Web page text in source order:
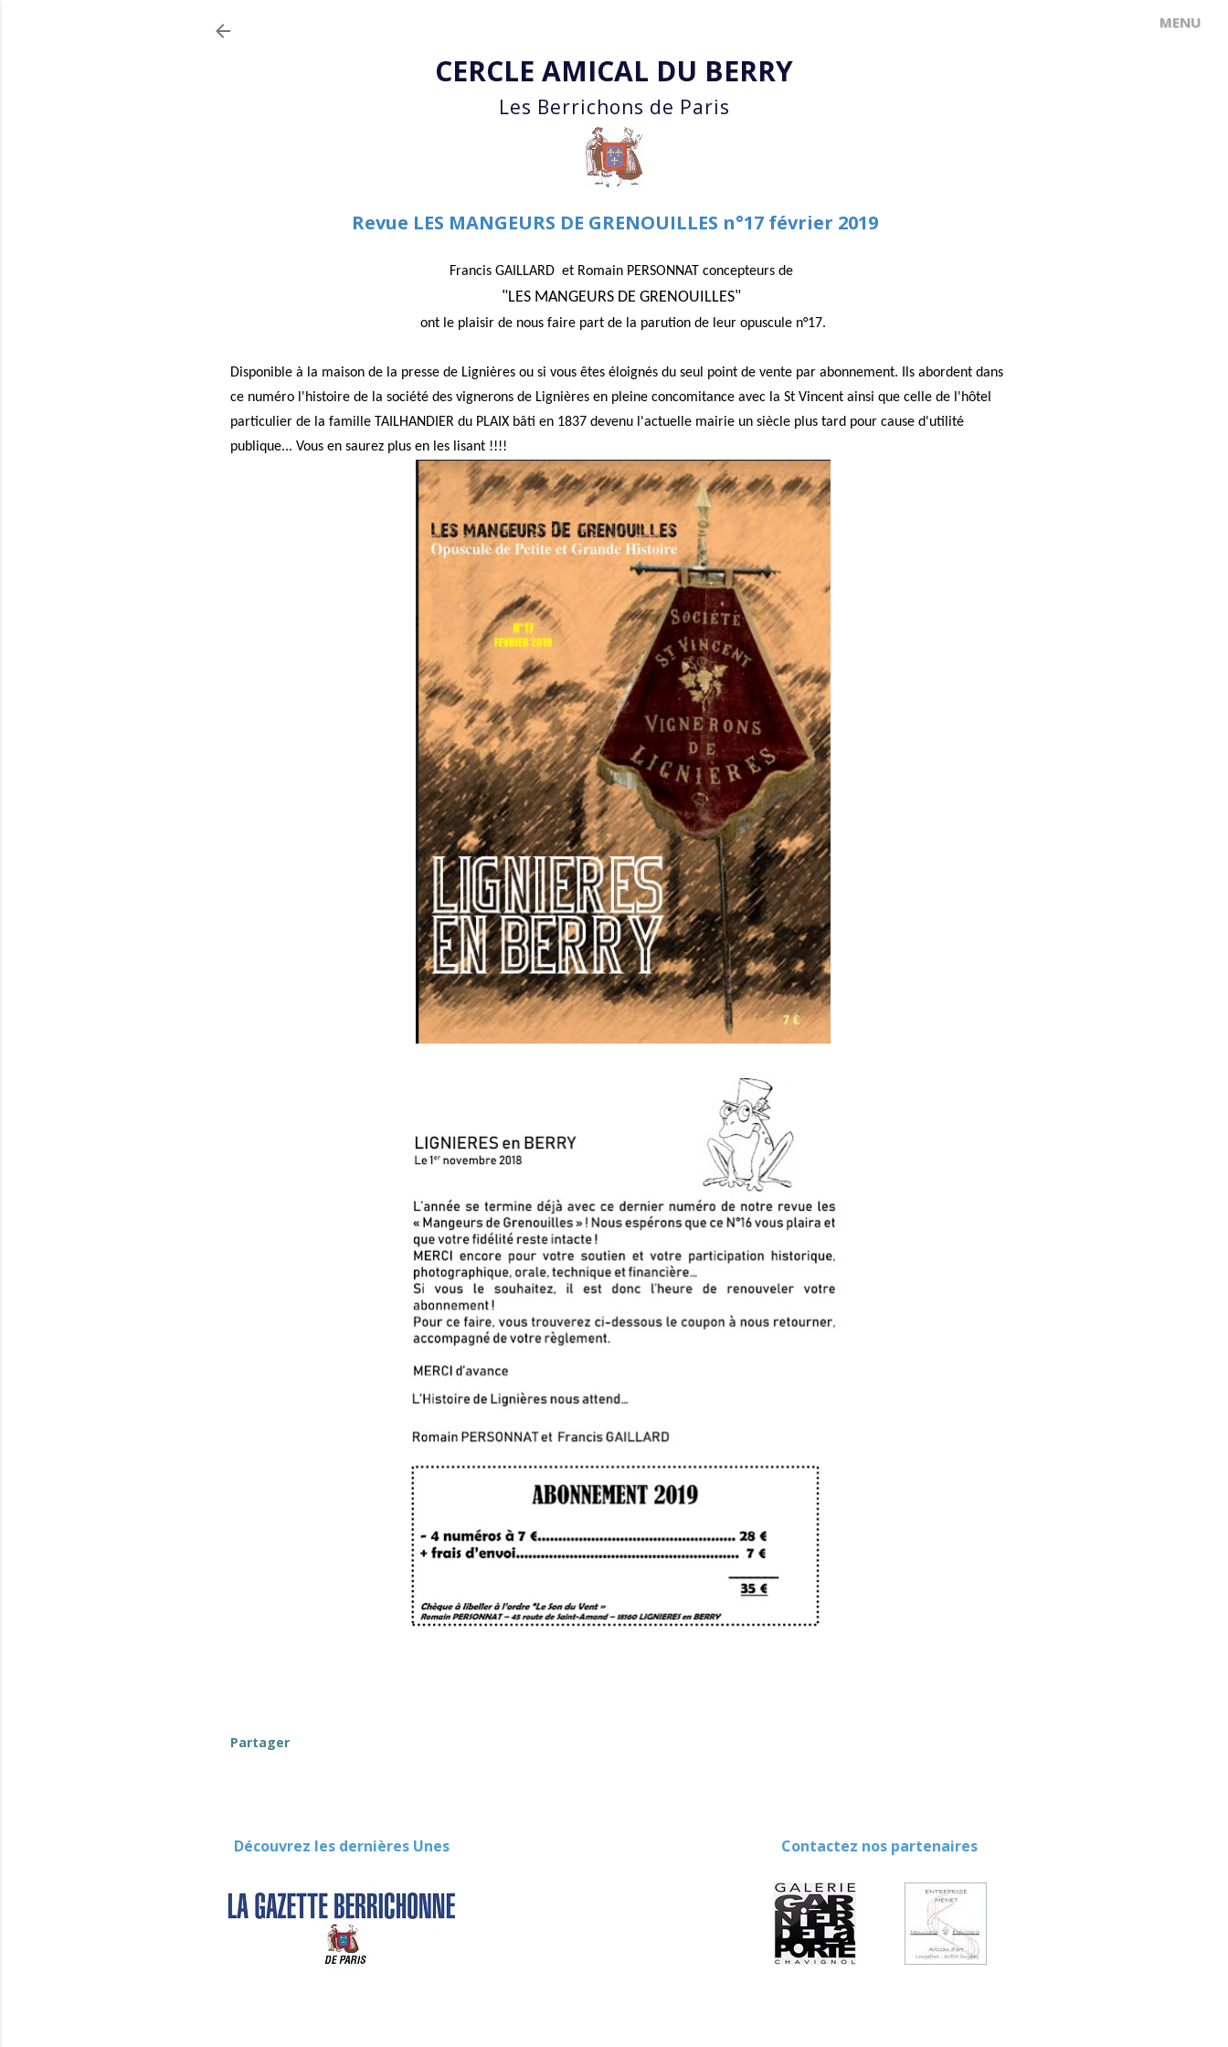
CERCLE AMICAL DU BERRY
Les Berrichons de Paris
Revue LES MANGEURS DE GRENOUILLES n°17 février 2019
Francis GAILLARD et Romain PERSONNAT concepteurs de
"LES MANGEURS DE GRENOUILLES"
ont le plaisir de nous faire part de la parution de leur opuscule n°17.
Disponible à la maison de la presse de Lignières ou si vous êtes éloignés du seul point de vente par abonnement.
Ils abordent dans
ce numéro l'histoire de la société des vignerons de Lignières en pleine concomitance avec la St Vincent ainsi que celle de l'hôtel
particulier de la famille TAILHANDIER du PLAIX bâti en 1837 devenu l'actuelle mairie un siècle plus tard pour cause d'utilité
publique... Vous en saurez plus en les lisant !!!!
Partager
Découvrez les dernières Unes Contactez nos partenaires